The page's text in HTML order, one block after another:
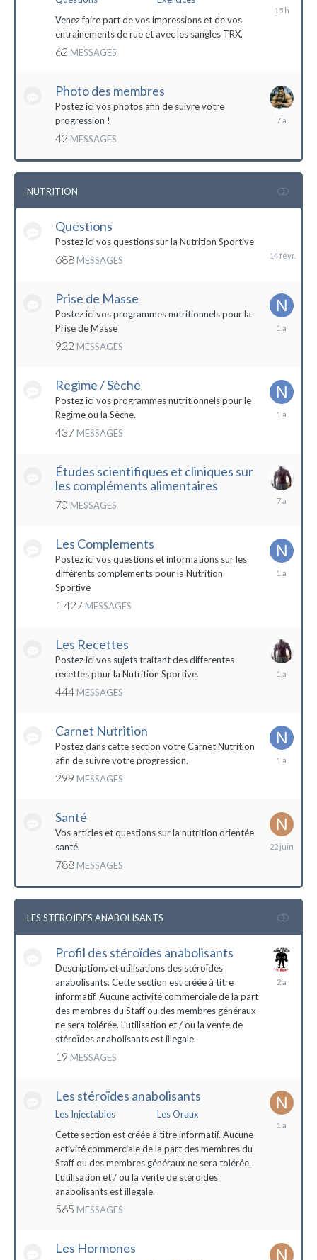
Venez faire part de vos impressions et de vos
entrainements de rue et avec les sangles TRX.
62 MESSAGES
Photo des membres
Postez ici vos photos afin de suivre votre
progression !
42 MESSAGES
18
NUTRITION
Questions
Postez ici vos questions sur la Nutrition Sportive
688 MESSAGES
Prise de Masse
Postez ici vos programmes nutritionnels pour la
Prise de Masse
922 MESSAGES
19
Regime / Sèche
Postez ici vos programmes nutritionnels pour le
Regime ou la Sèche.
437 MESSAGES
18
Études scientifiques et cliniques sur
les compléments alimentaires
70 MESSAGES
18
Les Complements
Postez ici vos questions et informations sur les
différents complements pour la Nutrition
Sportive
1 427 MESSAGES
Les Recettes
Postez ici vos sujets traitant des differentes
recettes pour la Nutrition Sportive.
444 MESSAGES
Carnet Nutrition
Postez dans cette section votre Carnet Nutrition
afin de suivre votre progression.
299 MESSAGES
13
Santé
Vos articles et questions sur la nutrition orientée
santé.
788 MESSAGES
22
LES STÉROÏDES ANABOLISANTS
Profil des stéroïdes anabolisants
Descriptions et utilisations des stéroïdes
anabolisants. Cette section est créée à titre
informatif. Aucune activité commerciale de la part
des membres du Staff ou des membres généraux
ne sera tolérée. L'utilisation et / ou la vente de
stéroïdes anabolisants est illegale.
19 MESSAGES
26
Les stéroïdes anabolisants
Les Injectables
Les Oraux
Cette section est créée à titre informatif. Aucune
activité commerciale de la part des membres du
Staff ou des membres généraux ne sera tolérée.
L'utilisation et / ou la vente de stéroïdes
anabolisants est illegale.
565 MESSAGES
Les Hormones